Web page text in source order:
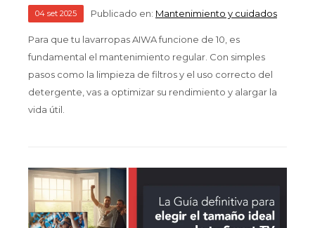
04 set 2025 Publicado en: Mantenimiento y cuidados
Para que tu lavarropas AIWA funcione de 10, es
fundamental el mantenimiento regular. Con simples
pasos como la limpieza de filtros y el uso correcto del
detergente, vas a optimizar su rendimiento y alargar la
vida útil.